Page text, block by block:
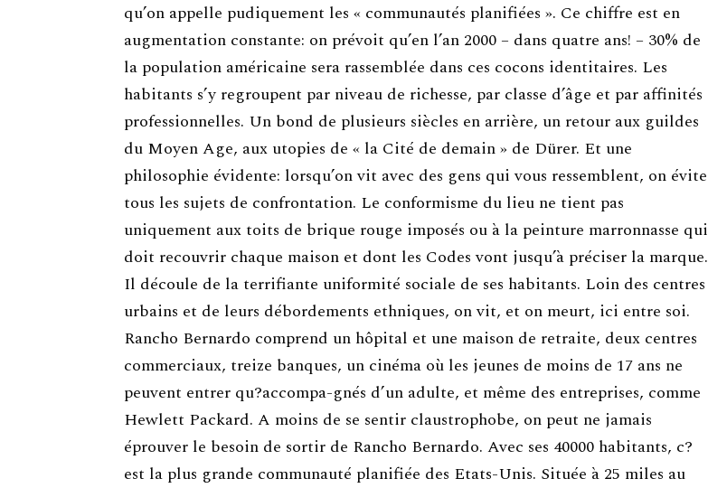
qu’on appelle pudiquement les « communautés planifiées ». Ce chiffre est en
augmentation constante: on prévoit qu’en l’an 2000 – dans quatre ans! – 30% de
la population américaine sera rassemblée dans ces cocons identitaires. Les
habitants s’y regroupent par niveau de richesse, par classe d’âge et par affinités
professionnelles. Un bond de plusieurs siècles en arrière, un retour aux guildes
du Moyen Age, aux utopies de « la Cité de demain » de Dürer. Et une
philosophie évidente: lorsqu’on vit avec des gens qui vous ressemblent, on évite
tous les sujets de confrontation. Le conformisme du lieu ne tient pas
uniquement aux toits de brique rouge imposés ou à la peinture marronnasse qui
doit recouvrir chaque maison et dont les Codes vont jusqu’à préciser la marque.
Il découle de la terrifiante uniformité sociale de ses habitants. Loin des centres
urbains et de leurs débordements ethniques, on vit, et on meurt, ici entre soi.
Rancho Bernardo comprend un hôpital et une maison de retraite, deux centres
commerciaux, treize banques, un cinéma où les jeunes de moins de 17 ans ne
peuvent entrer qu?accompa-gnés d’un adulte, et même des entreprises, comme
Hewlett Packard. A moins de se sentir claustrophobe, on peut ne jamais
éprouver le besoin de sortir de Rancho Bernardo. Avec ses 40000 habitants, c?
est la plus grande communauté planifiée des Etats-Unis. Située à 25 miles au